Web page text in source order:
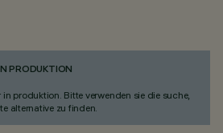
PRODUKTION
produktion. Bitte verwenden sie die suche,
alternative zu finden.